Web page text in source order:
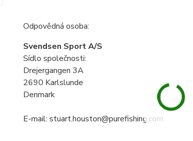
Odpovědná osoba:
Svendsen Sport A/S
Sídlo společnosti:
Drejergangen 3A
2690 Karlslunde
Denmark
E-mail: stuart.houston@purefishing.com